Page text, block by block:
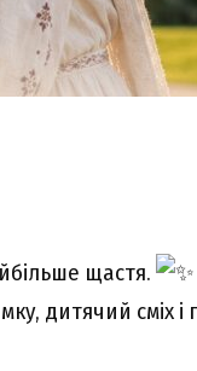
щастя.
дитячий сміх і